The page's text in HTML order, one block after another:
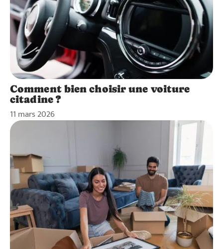
Comment bien choisir une voiture
citadine ?
11 mars 2026